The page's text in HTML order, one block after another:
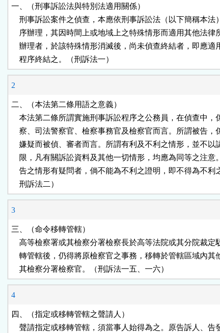
鈕
區
一、（刑事訴訟法與特別法適用關係）
刑事訴訟案件之偵查，本應依刑事訴訟法（以下簡稱本法
序辦理，其因時間上或地域上之特殊情形而適用其他法律
辦理者，於該特殊情形消滅後，尚未偵查終結者，即應適
    程序終結之。（刑訴法一）
2
二、（本法第二條用語之意義）
本法第二條所謂實施刑事訴訟程序之公務員，在偵查中，
察、司法警察官、檢察事務官及檢察官而言。所謂被告，
嫌疑而被偵、審者而言。所謂有利及不利之情形，並不以
限，凡有關訴訟資料及其他一切情形，均應為同等之注意
告之情形有疑問者，倘不能為不利之證明，即不得為不利
    刑訴法二）
3
三、（命令移轉管轄）
高等檢察署或其檢察分署檢察長於高等法院或其分院裁定
轉管轄後，仍得將原檢察官之事務，移轉於管轄區域內其
    其檢察分署檢察官。（刑訴法一五、一六）
4
四、（指定或移轉管轄之聲請人）
聲請指定或移轉管轄，須當事人始得為之。原告訴人、告